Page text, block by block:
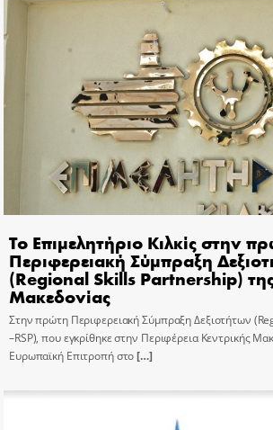
Το Επιμελητήριο Κιλκίς στην
Περιφερειακή Σύμπραξη
(Regional Skills Partnership)
Μακεδονίας
Στην πρώτη Περιφερειακή Σύμπραξη Δεξιοτήτων
–RSP), που εγκρίθηκε στην Περιφέρεια Κεντρικής
Ευρωπαϊκή Επιτροπή στο[…]